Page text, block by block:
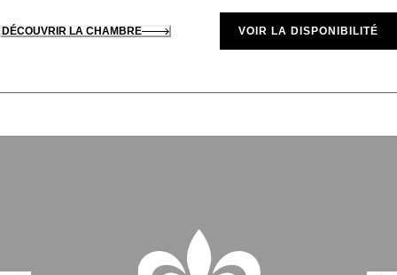
DÉCOUVRIR LA CHAMBRE VOIR LA DISPONIBILITÉ